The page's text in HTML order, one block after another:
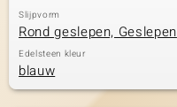
Slijpvorm
Rond geslepen, Geslepen
Edelsteen kleur
blauw